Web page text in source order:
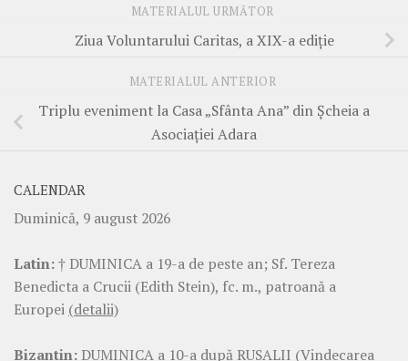
MATERIALUL URMĂTOR
Ziua Voluntarului Caritas, a XIX-a ediție
MATERIALUL ANTERIOR
Triplu eveniment la Casa „Sfânta Ana” din Șcheia a
Asociației Adara
CALENDAR
Duminică, 9 august 2026
Latin:† DUMINICA a 19-a de peste an; Sf. Tereza
Benedicta a Crucii (Edith Stein), fc. m., patroană a
Europei (detalii)
Bizantin: DUMINICA a 10-a după RUSALII (Vindecarea